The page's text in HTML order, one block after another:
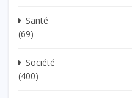
Santé
(69)
Société
(400)